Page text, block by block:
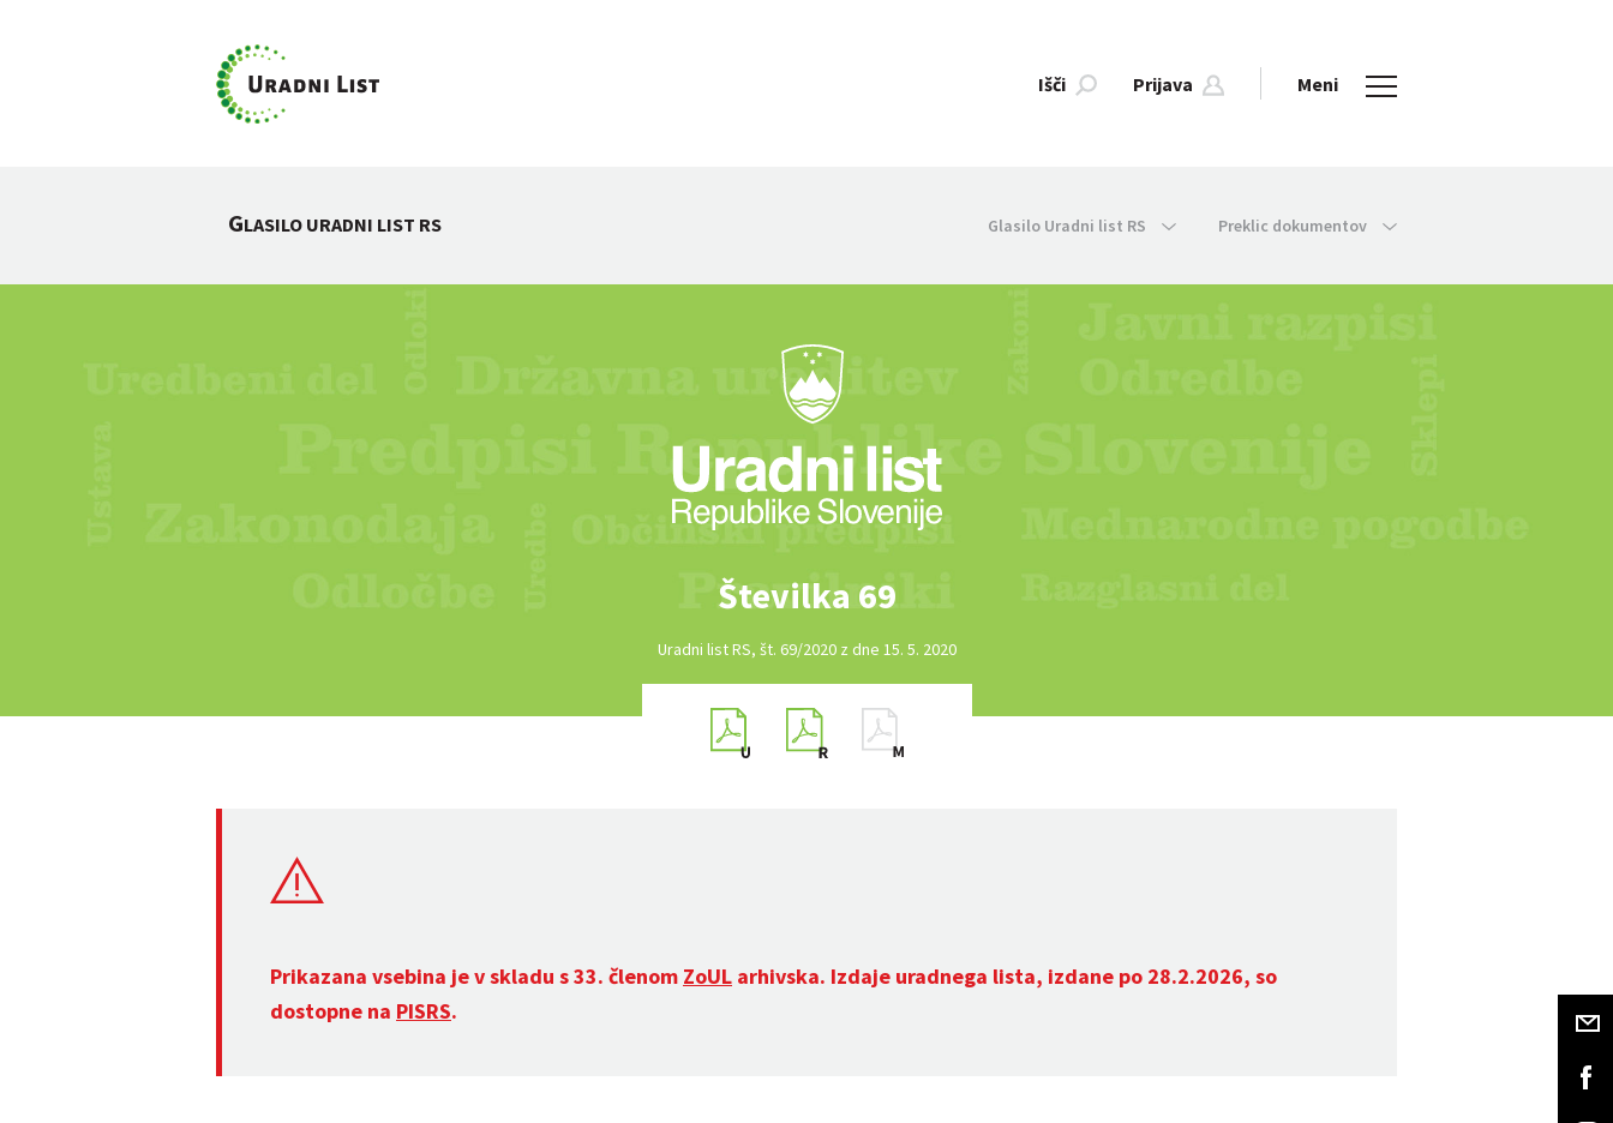
Išči Prijava Meni
GLASILO URADNI LIST RS Glasilo Uradni list RS Preklic dokumentov
Številka 69
Uradni list RS, št. 69/2020 z dne 15. 5. 2020
Prikazana vsebina je v skladu s 33. členom ZoUL arhivska. Izdaje uradnega lista, izdane po 28.2.2026, so
dostopne na PISRS.